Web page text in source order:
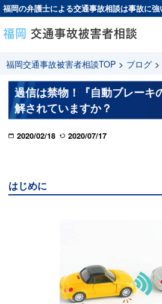
福岡の弁護士による交通事故相談は事故に強
福岡交通事故被害者相談TOP > ブログ >
過信は禁物！『自動ブレーキ
解されていますか？
2020/02/18 2020/07/17
はじめに